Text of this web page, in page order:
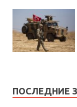
ПОСЛЕДНИЕ